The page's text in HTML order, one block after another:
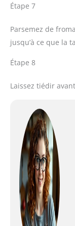
Étape 7
Parsemez de
jusqu’à ce que la
Étape 8
Laissez tiédir